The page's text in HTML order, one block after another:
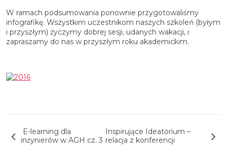
W ramach podsumowania ponownie przygotowaliśmy
infografikę. Wszystkim uczestnikom naszych szkoleń (byłym
i przyszłym) życzymy dobrej sesji, udanych wakacji, i
zapraszamy do nas w przyszłym roku akademickim.
E-learning dla
inżynierów w AGH cz. 3
Inspirujące Ideatorium –
relacja z konferencji